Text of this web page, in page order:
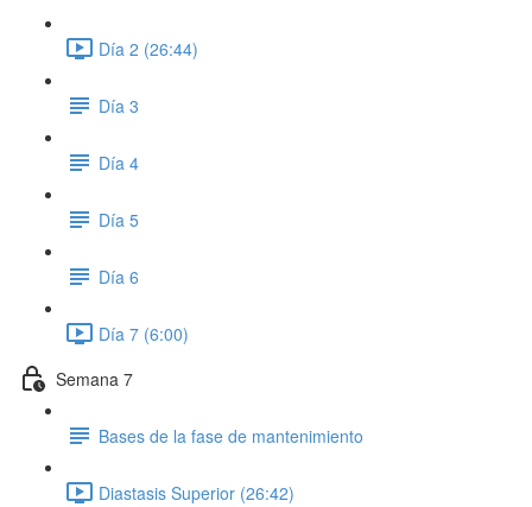
Día 2 (26:44)
Día 3
Día 4
Día 5
Día 6
Día 7 (6:00)
Semana 7
Bases de la fase de mantenimiento
Diastasis Superior (26:42)